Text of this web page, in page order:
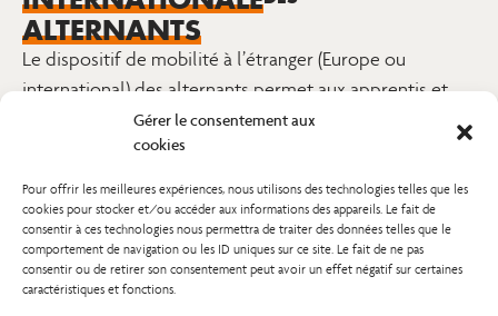
Gérer le consentement aux
cookies
Pour offrir les meilleures expériences, nous utilisons des technologies telles que les
cookies pour stocker et/ou accéder aux informations des appareils. Le fait de
consentir à ces technologies nous permettra de traiter des données telles que le
comportement de navigation ou les ID uniques sur ce site. Le fait de ne pas
consentir ou de retirer son consentement peut avoir un effet négatif sur certaines
caractéristiques et fonctions.
ALTERNANTS
Le dispositif de mobilité à l’étranger (Europe ou
international) des alternants permet aux apprentis et
salariés en contrat de professionnalisation de partir à
l’étranger pour effectuer une partie de leur formation
dans une entreprise et / ou un organisme de formation.
Cette mobilité permet de développer des
compétences professionnelles, linguistiques et
interculturelles, tout en poursuivant un parcours
d’alternance.